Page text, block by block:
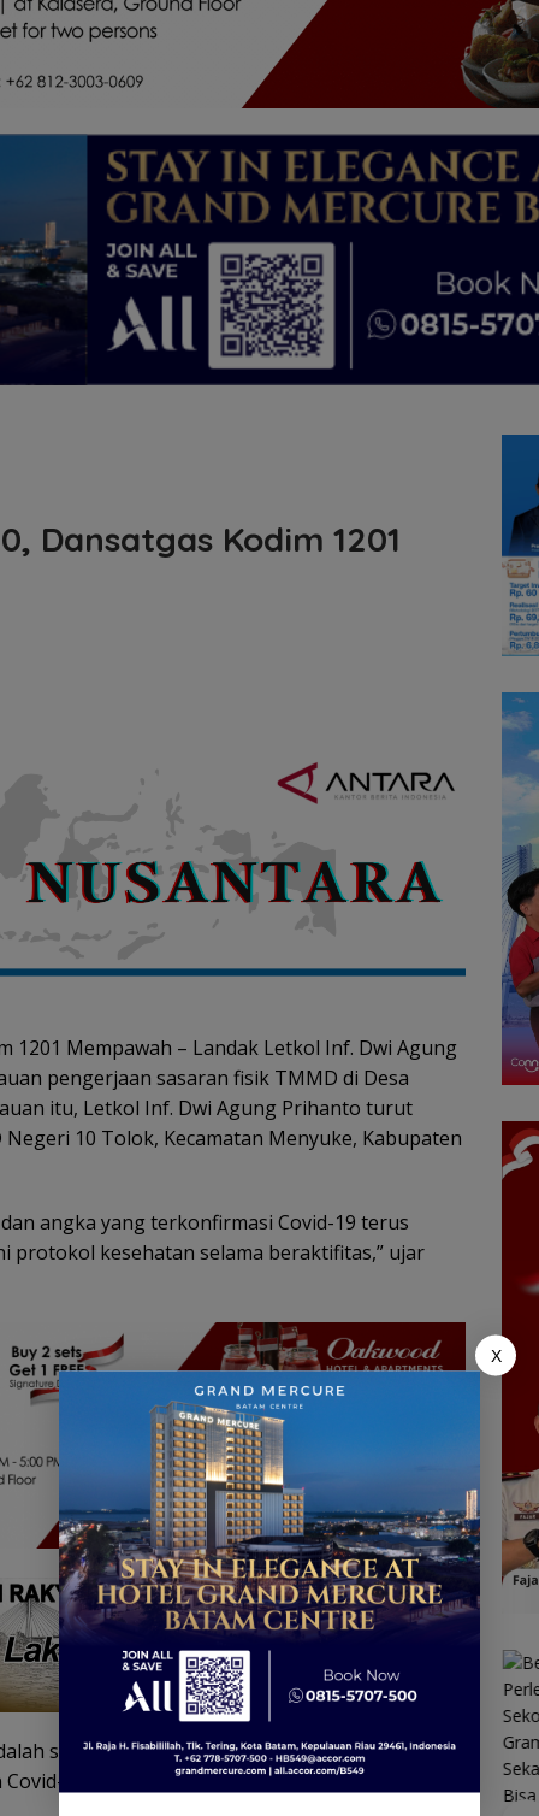
Dansatgas Kodim 1201
1201 Mempawah – Landak Letkol Inf. Dwi Agung
pengerjaan sasaran fisik TMMD di Desa
itu, Letkol Inf. Dwi Agung Prihanto turut
10 Tolok, Kecamatan Menyuke, Kabupaten
angka yang terkonfirmasi Covid-19 terus
protokol kesehatan selama beraktifitas,” ujar
salah satu upaya memutus mata rantai
19 pada anak-anak.
X